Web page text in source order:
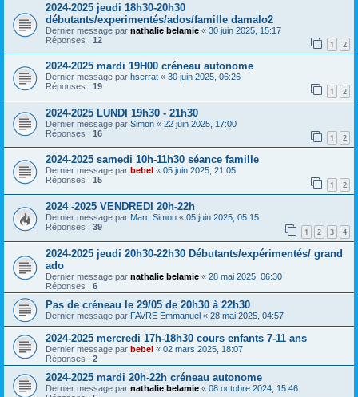
2024-2025 jeudi 18h30-20h30
débutants/experimentés/ados/famille damalo2
Dernier message par nathalie belamie « 30 juin 2025, 15:17
Réponses : 12 1 2
2024-2025 mardi 19H00 créneau autonome
Dernier message par hserrat « 30 juin 2025, 06:26
Réponses : 19 1 2
2024-2025 LUNDI 19h30 - 21h30
Dernier message par Simon « 22 juin 2025, 17:00
Réponses : 16 1 2
2024-2025 samedi 10h-11h30 séance famille
Dernier message par bebel « 05 juin 2025, 21:05
Réponses : 15 1 2
2024 -2025 VENDREDI 20h-22h
Dernier message par Marc Simon « 05 juin 2025, 05:15
Réponses : 39 1 2 3 4
2024-2025 jeudi 20h30-22h30 Débutants/expérimentés/ grand
ado
Dernier message par nathalie belamie « 28 mai 2025, 06:30
Réponses : 6
Pas de créneau le 29/05 de 20h30 à 22h30
Dernier message par FAVRE Emmanuel « 28 mai 2025, 04:57
2024-2025 mercredi 17h-18h30 cours enfants 7-11 ans
Dernier message par bebel « 02 mars 2025, 18:07
Réponses : 2
2024-2025 mardi 20h-22h créneau autonome
Dernier message par nathalie belamie « 08 octobre 2024, 15:46